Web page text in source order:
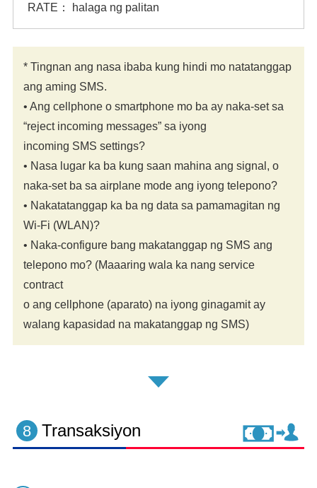
RATE： halaga ng palitan
* Tingnan ang nasa ibaba kung hindi mo natatanggap
ang aming SMS.
• Ang cellphone o smartphone mo ba ay naka-set sa
“reject incoming messages” sa iyong
incoming SMS settings?
• Nasa lugar ka ba kung saan mahina ang signal, o
naka-set ba sa airplane mode ang iyong telepono?
• Nakatatanggap ka ba ng data sa pamamagitan ng
Wi-Fi (WLAN)?
• Naka-configure bang makatanggap ng SMS ang
telepono mo? (Maaaring wala ka nang service
contract
o ang cellphone (aparato) na iyong ginagamit ay
walang kapasidad na makatanggap ng SMS)
8 Transaksiyon